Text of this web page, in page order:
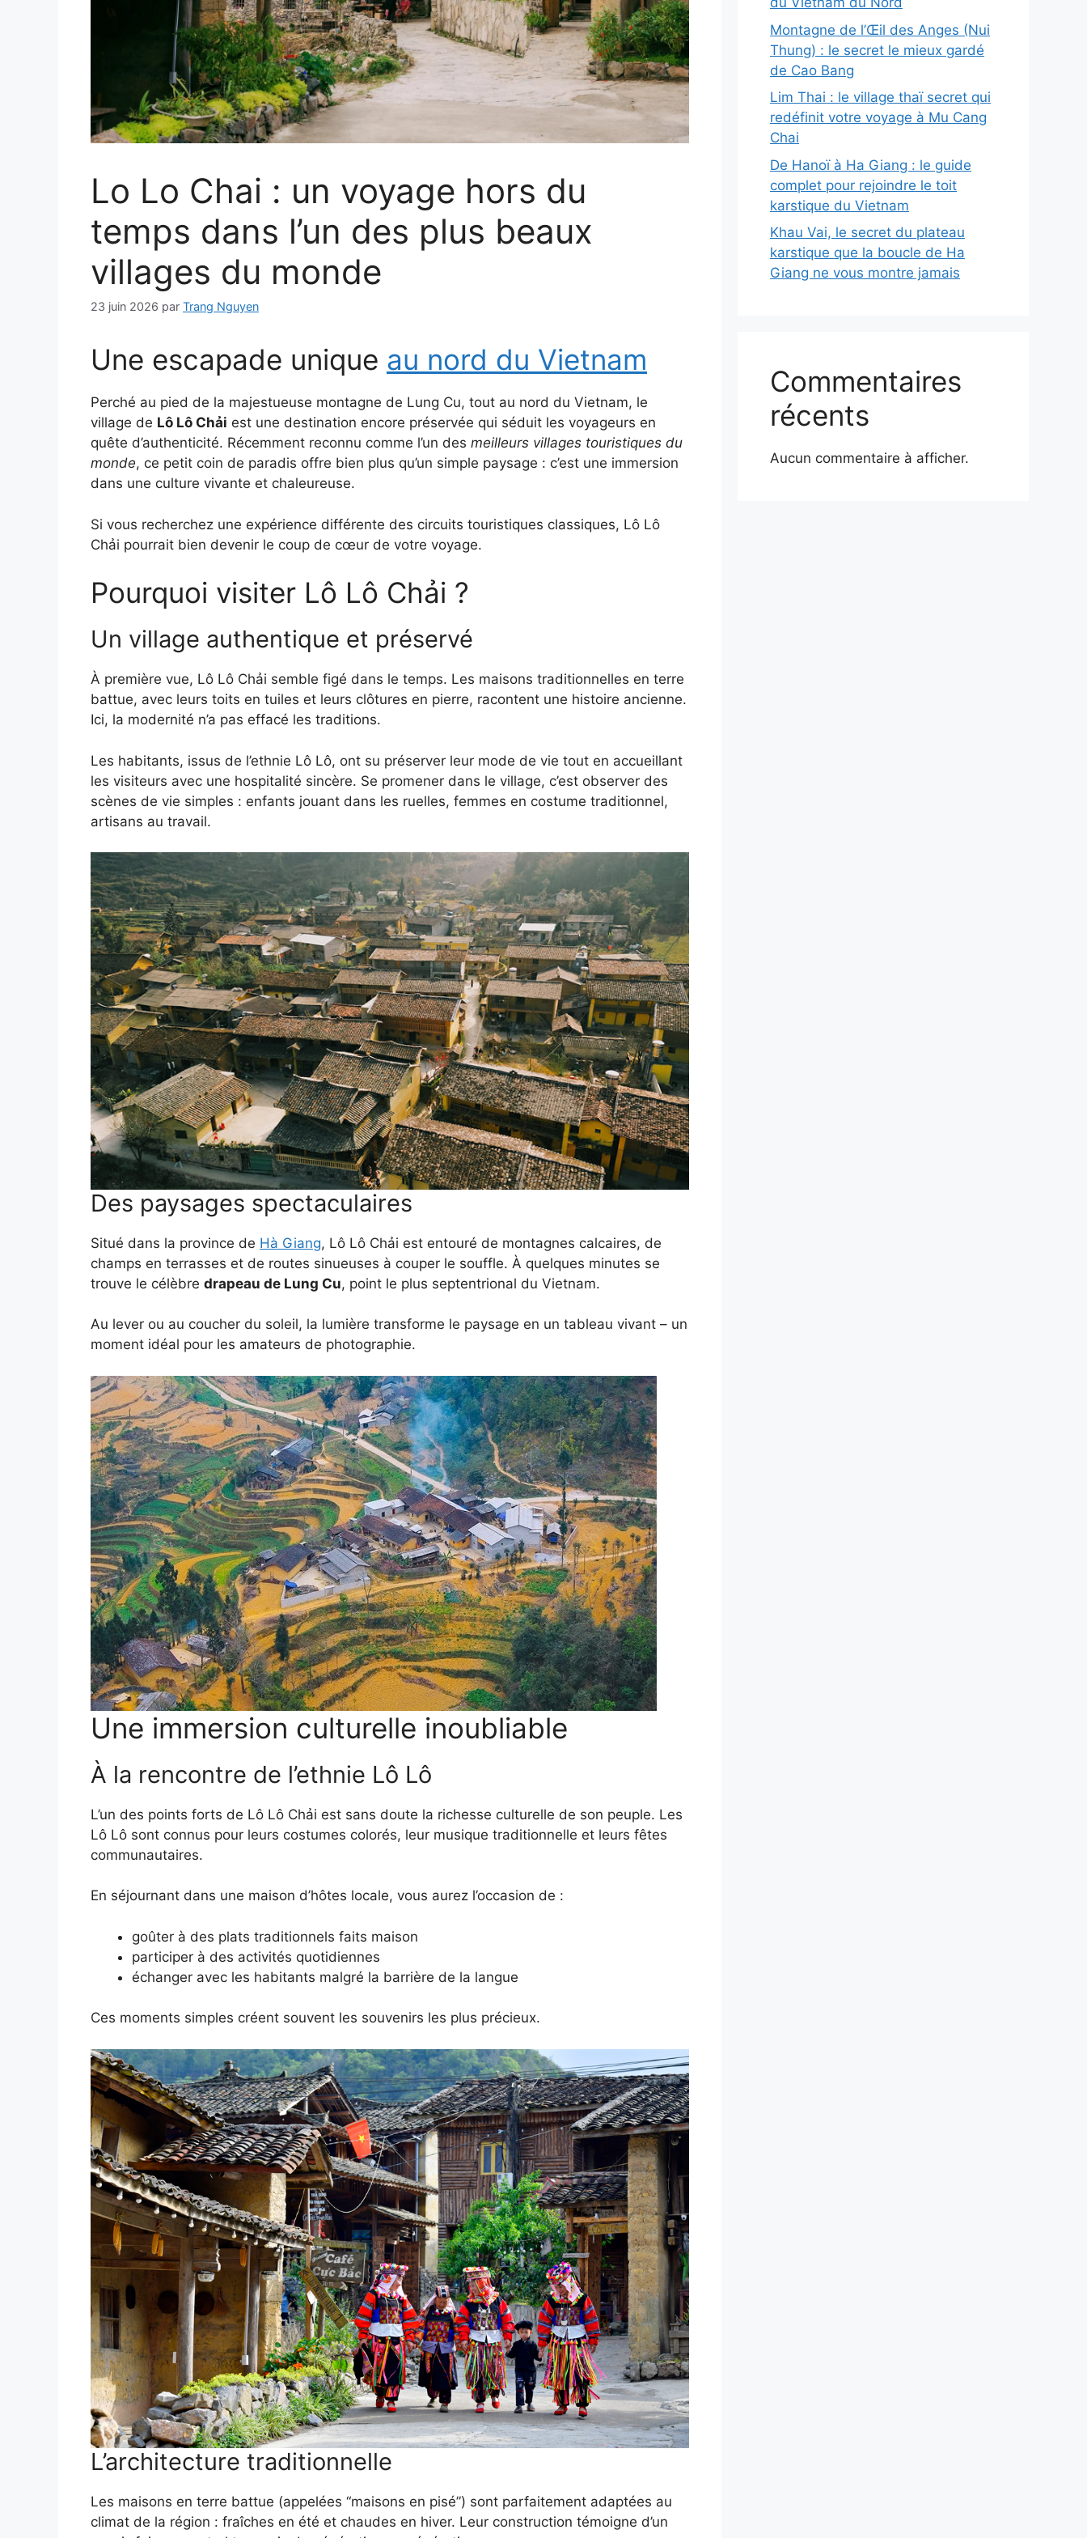
Lo Lo Chai : un voyage hors du
temps dans l’un des plus beaux
villages du monde
23 juin 2026 par Trang Nguyen
Une escapade unique au nord du Vietnam
Perché au pied de la majestueuse montagne de Lung Cu, tout au nord du Vietnam, le
village de Lô Lô Chải est une destination encore préservée qui séduit les voyageurs en
quête d’authenticité. Récemment reconnu comme l’un des meilleurs villages touristiques du
monde, ce petit coin de paradis offre bien plus qu’un simple paysage : c’est une immersion
dans une culture vivante et chaleureuse.
Si vous recherchez une expérience différente des circuits touristiques classiques, Lô Lô
Chải pourrait bien devenir le coup de cœur de votre voyage.
Pourquoi visiter Lô Lô Chải ?
Un village authentique et préservé
À première vue, Lô Lô Chải semble figé dans le temps. Les maisons traditionnelles en terre
battue, avec leurs toits en tuiles et leurs clôtures en pierre, racontent une histoire ancienne.
Ici, la modernité n’a pas effacé les traditions.
Les habitants, issus de l’ethnie Lô Lô, ont su préserver leur mode de vie tout en accueillant
les visiteurs avec une hospitalité sincère. Se promener dans le village, c’est observer des
scènes de vie simples : enfants jouant dans les ruelles, femmes en costume traditionnel,
artisans au travail.
Des paysages spectaculaires
Situé dans la province de Hà Giang, Lô Lô Chải est entouré de montagnes calcaires, de
champs en terrasses et de routes sinueuses à couper le souffle. À quelques minutes se
trouve le célèbre drapeau de Lung Cu, point le plus septentrional du Vietnam.
Au lever ou au coucher du soleil, la lumière transforme le paysage en un tableau vivant – un
moment idéal pour les amateurs de photographie.
Une immersion culturelle inoubliable
À la rencontre de l’ethnie Lô Lô
L’un des points forts de Lô Lô Chải est sans doute la richesse culturelle de son peuple. Les
Lô Lô sont connus pour leurs costumes colorés, leur musique traditionnelle et leurs fêtes
communautaires.
En séjournant dans une maison d’hôtes locale, vous aurez l’occasion de :
goûter à des plats traditionnels faits maison
participer à des activités quotidiennes
échanger avec les habitants malgré la barrière de la langue
Ces moments simples créent souvent les souvenirs les plus précieux.
L’architecture traditionnelle
Les maisons en terre battue (appelées “maisons en pisé”) sont parfaitement adaptées au
climat de la région : fraîches en été et chaudes en hiver. Leur construction témoigne d’un
Montagne de l’Œil des Anges (Nui
Thung) : le secret le mieux gardé
de Cao Bang
Lim Thai : le village thaï secret qui
redéfinit votre voyage à Mu Cang
Chai
De Hanoï à Ha Giang : le guide
complet pour rejoindre le toit
karstique du Vietnam
Khau Vai, le secret du plateau
karstique que la boucle de Ha
Giang ne vous montre jamais
Commentaires
récents
Aucun commentaire à afficher.